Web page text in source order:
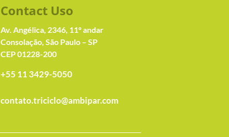
Contact Uso
Av. Angélica, 2346, 11º andar
Consolação, São Paulo – SP
CEP 01228-200
+55 11 3429-5050
contato.triciclo@ambipar.com